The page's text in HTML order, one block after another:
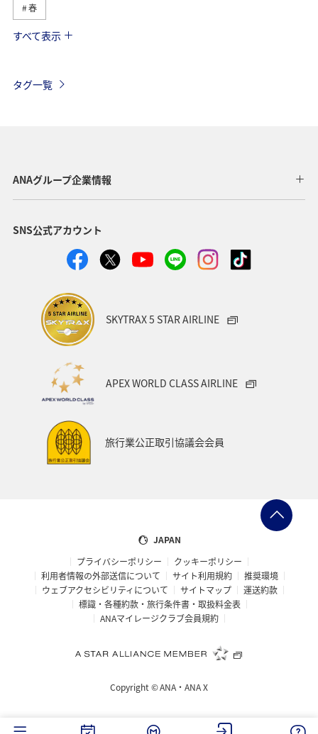
春
西表島
すべて表示
タグ一覧
ANAグループ企業情報
SNS公式アカウント
SKYTRAX 5 STAR AIRLINE
APEX WORLD CLASS AIRLINE
旅行業公正取引協議会会員
JAPAN
プライバシーポリシー
クッキーポリシー
利用者情報の外部送信について
サイト利用規約
推奨環境
ウェブアクセシビリティについて
サイトマップ
運送約款
標識・各種約款・旅行条件書・取扱料金表
ANAマイレージクラブ会員規約
Copyright ©ANA・ANA X